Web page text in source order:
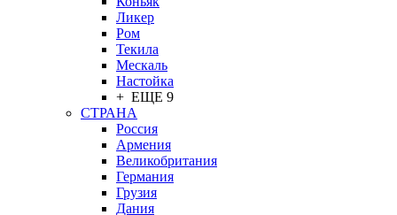
Ликер
Ром
Текила
Мескаль
Настойка
+ ЕЩЕ 9
СТРАНА
Россия
Армения
Великобритания
Германия
Грузия
Дания